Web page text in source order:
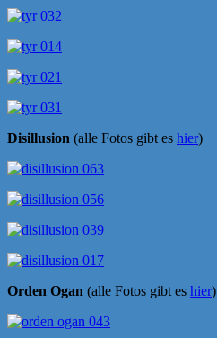
Disillusion (alle Fotos gibt es hier)
Orden Ogan (alle Fotos gibt es hier)